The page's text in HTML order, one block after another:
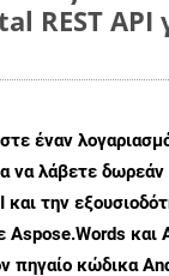
REST API
έναν
να λάβετε δωρεάν
και την
Aspose.Words και
πηγαίο κώδικα